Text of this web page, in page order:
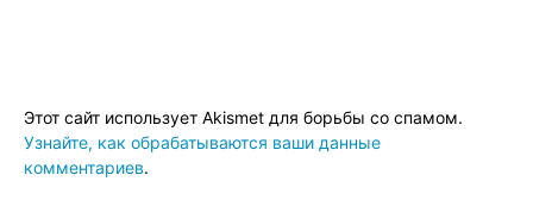
Этот сайт использует Akismet для борьбы со спамом.
Узнайте, как обрабатываются ваши данные
комментариев.